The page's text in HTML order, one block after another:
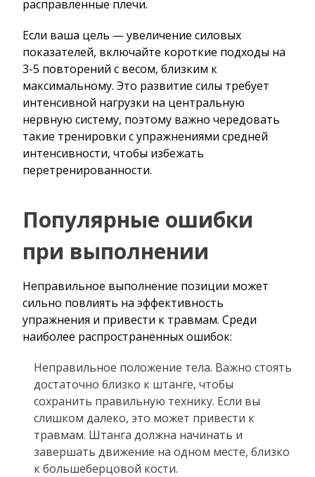
расправленные плечи.
Если ваша цель — увеличение силовых
показателей, включайте короткие подходы на
3-5 повторений с весом, близким к
максимальному. Это развитие силы требует
интенсивной нагрузки на центральную
нервную систему, поэтому важно чередовать
такие тренировки с упражнениями средней
интенсивности, чтобы избежать
перетренированности.
Популярные ошибки
при выполнении
Неправильное выполнение позиции может
сильно повлиять на эффективность
упражнения и привести к травмам. Среди
наиболее распространенных ошибок:
Неправильное положение тела. Важно стоять
достаточно близко к штанге, чтобы
сохранить правильную технику. Если вы
слишком далеко, это может привести к
травмам. Штанга должна начинать и
завершать движение на одном месте, близко
к большеберцовой кости.